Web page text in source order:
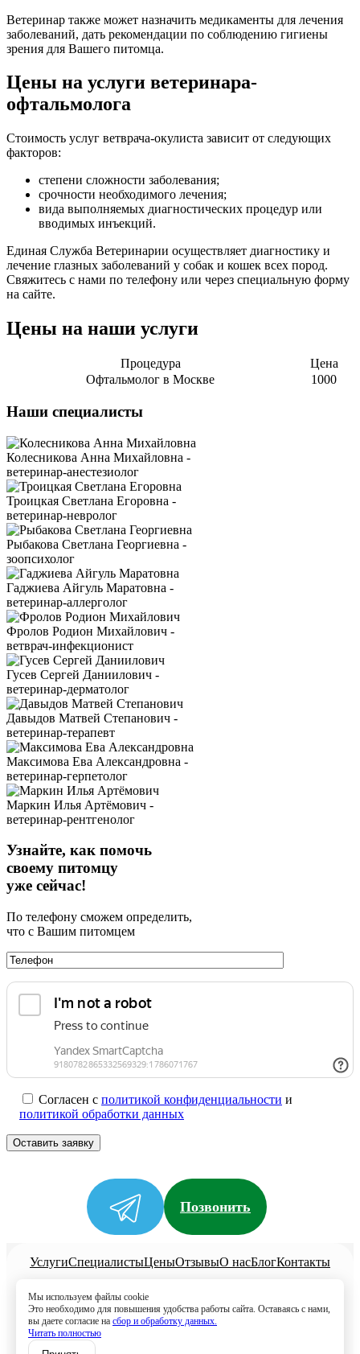
Ветеринар также может назначить медикаменты для лечения
заболеваний, дать рекомендации по соблюдению гигиены
зрения для Вашего питомца.
Цены на услуги ветеринара-
офтальмолога
Стоимость услуг ветврача-окулиста зависит от следующих
факторов:
степени сложности заболевания;
срочности необходимого лечения;
вида выполняемых диагностических процедур или
вводимых инъекций.
Единая Служба Ветеринарии осуществляет диагностику и
лечение глазных заболеваний у собак и кошек всех пород.
Свяжитесь с нами по телефону или через специальную форму
на сайте.
Цены на наши услуги
Процедура
Цена
Офтальмолог в Москве
1000
Наши специалисты
Колесникова Анна Михайловна -
ветеринар-анестезиолог
Троицкая Светлана Егоровна -
ветеринар-невролог
Рыбакова Светлана Георгиевна -
зоопсихолог
Гаджиева Айгуль Маратовна -
ветеринар-аллерголог
Фролов Родион Михайлович -
ветврач-инфекционист
Гусев Сергей Даниилович -
ветеринар-дерматолог
Давыдов Матвей Степанович -
ветеринар-терапевт
Максимова Ева Александровна -
ветеринар-герпетолог
Маркин Илья Артёмович -
ветеринар-рентгенолог
Узнайте, как помочь
своему питомцу
уже сейчас!
По телефону сможем определить,
что с Вашим питомцем
Согласен с политикой конфиденциальности и
политикой обработки данных
Мы используем файлы cookie
Это необходимо для повышения удобства работы сайта. Оставаясь с нами,
вы даете согласие на сбор и обработку данных.
Читать полностью
Позвонить
УслугиСпециалистыЦеныОтзывыО насБлогКонтакты
Согласие на обработку
+7 (958) 795-61-54